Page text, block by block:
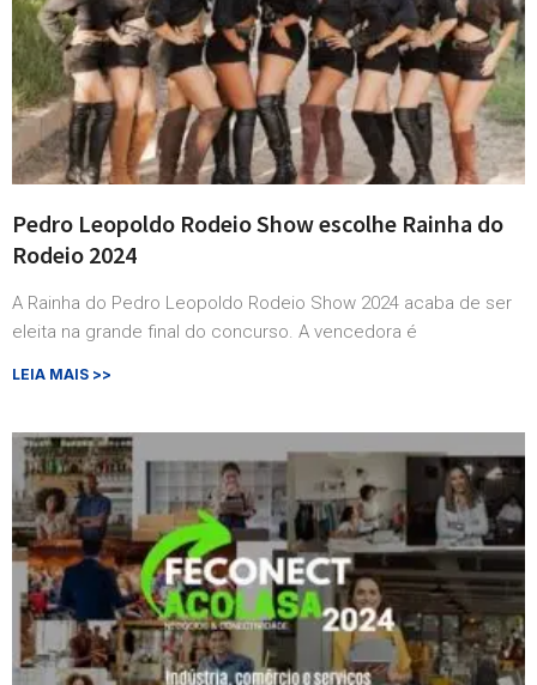
Pedro Leopoldo Rodeio Show escolhe Rainha do
Rodeio 2024
A Rainha do Pedro Leopoldo Rodeio Show 2024 acaba de ser
eleita na grande final do concurso. A vencedora é
LEIA MAIS >>